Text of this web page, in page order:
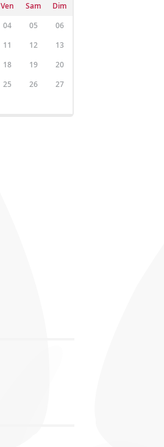
Ven Sam
Dim
04 05
06
11 12
13
18 19
20
25 26
27